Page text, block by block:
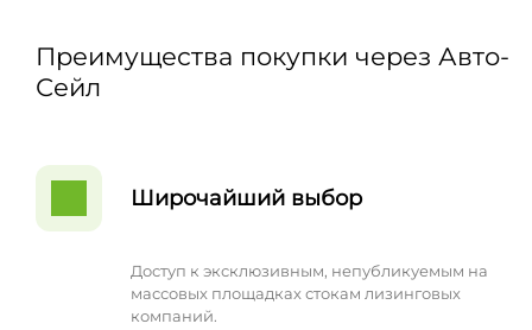
Преимущества покупки через Авто-
Сейл
Широчайший выбор
Доступ к эксклюзивным, непубликуемым на
массовых площадках стокам лизинговых
компаний.